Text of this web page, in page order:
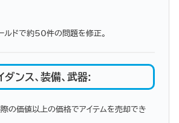
ルドで約50件の問題を修正。
ダンス、装備、武器:
際の価値以上の価格でアイテムを売却でき